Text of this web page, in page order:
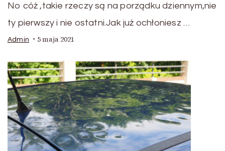
No cóż ,takie rzeczy są na porządku dziennym,nie
ty pierwszy i nie ostatni.Jak już ochłoniesz …
Admin 5 maja 2021